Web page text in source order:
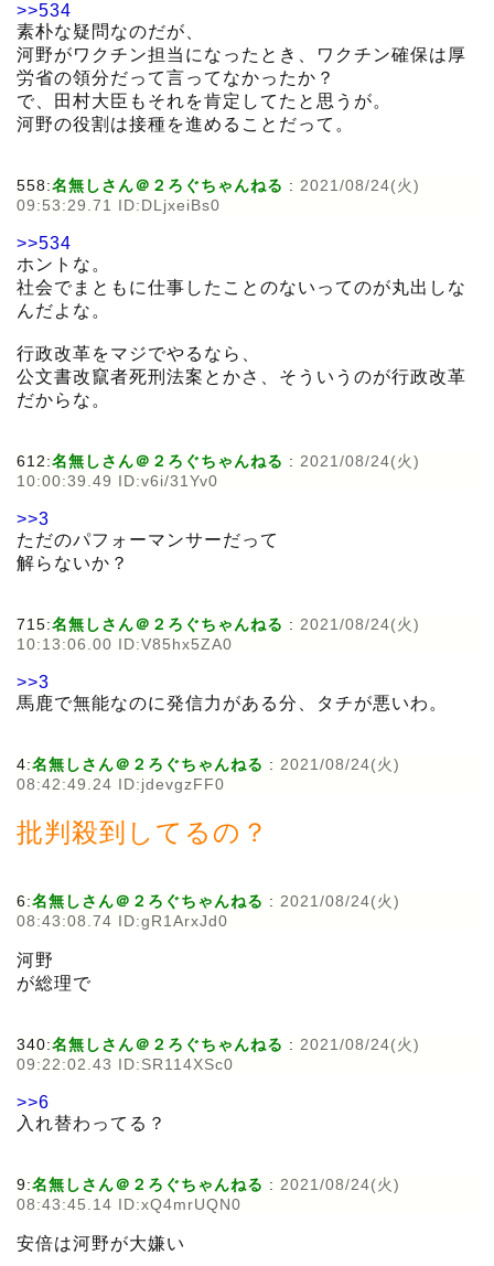
>>534
素朴な疑問なのだが、
河野がワクチン担当になったとき、ワクチン確保は厚
労省の領分だって言ってなかったか？
で、田村大臣もそれを肯定してたと思うが。
河野の役割は接種を進めることだって。
558:名無しさん＠２ろぐちゃんねる : 2021/08/24(火)
09:53:29.71 ID:DLjxeiBs0
>>534
ホントな。
社会でまともに仕事したことのないってのが丸出しな
んだよな。
行政改革をマジでやるなら、
公文書改竄者死刑法案とかさ、そういうのが行政改革
だからな。
612:名無しさん＠２ろぐちゃんねる : 2021/08/24(火)
10:00:39.49 ID:v6i/31Yv0
>>3
ただのパフォーマンサーだって
解らないか？
715:名無しさん＠２ろぐちゃんねる : 2021/08/24(火)
10:13:06.00 ID:V85hx5ZA0
>>3
馬鹿で無能なのに発信力がある分、タチが悪いわ。
4:名無しさん＠２ろぐちゃんねる : 2021/08/24(火)
08:42:49.24 ID:jdevgzFF0
批判殺到してるの？
6:名無しさん＠２ろぐちゃんねる : 2021/08/24(火)
08:43:08.74 ID:gR1ArxJd0
河野
が総理で
340:名無しさん＠２ろぐちゃんねる : 2021/08/24(火)
09:22:02.43 ID:SR114XSc0
>>6
入れ替わってる？
9:名無しさん＠２ろぐちゃんねる : 2021/08/24(火)
08:43:45.14 ID:xQ4mrUQN0
安倍は河野が大嫌い